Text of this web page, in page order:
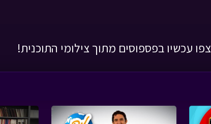
צפו עכשיו בפספוסים מתוך צילומי התוכנית!